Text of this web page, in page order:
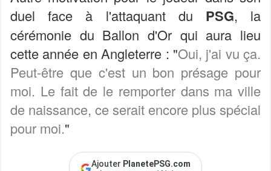
duel face à l'attaquant du PSG, la
cérémonie du Ballon d'Or qui aura lieu
cette année en Angleterre : "Oui, j'ai vu ça.
Peut-être que c'est un bon présage pour
moi. Le fait de le remporter dans ma ville
de naissance, ce serait encore plus spécial
pour moi."
Ajouter PlanetePSG.com